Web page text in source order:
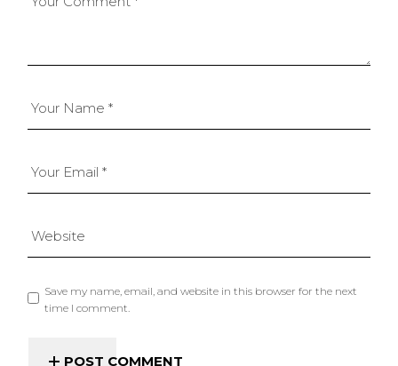
Save my name, email, and website in this browser for the next
time I comment.
POST COMMENT